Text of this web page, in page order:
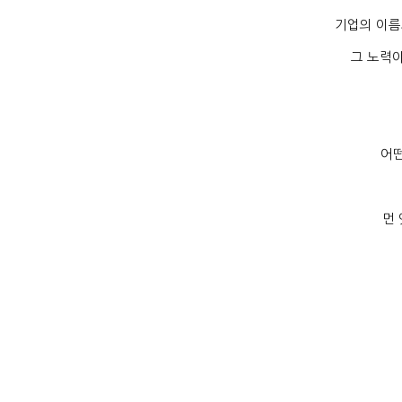
기업의 이
그 노력
어
먼